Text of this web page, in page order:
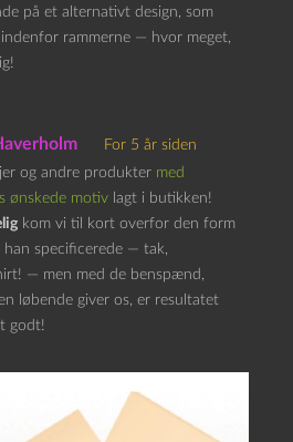
på et alternativt design, som
rammerne — hvor meget,
For 5 år siden
og andre produkter med
ønskede motiv lagt i butikken!
kom vi til kort overfor den form
han specificerede — tak,
— men med de benspænd,
løbende giver os, er resultatet
godt!